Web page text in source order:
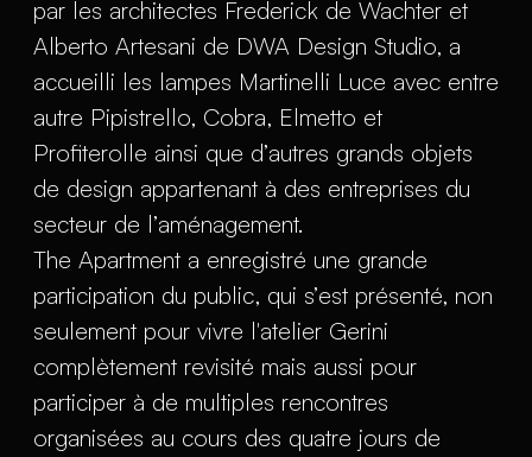
par les architectes Frederick de Wachter et
Alberto Artesani de DWA Design Studio, a
accueilli les lampes Martinelli Luce avec entre
autre Pipistrello, Cobra, Elmetto et
Profiterolle ainsi que d’autres grands objets
de design appartenant à des entreprises du
secteur de l’aménagement.
The Apartment a enregistré une grande
participation du public, qui s’est présenté, non
seulement pour vivre l'atelier Gerini
complètement revisité mais aussi pour
participer à de multiples rencontres
organisées au cours des quatre jours de